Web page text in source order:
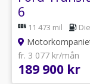
6
11 473 mil
fr. 3 077 kr/mån
189 900 kr